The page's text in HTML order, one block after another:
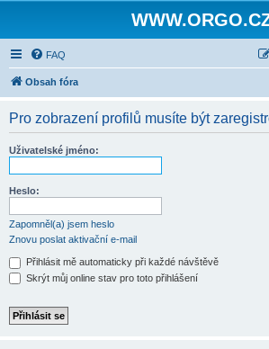
FAQ
Obsah fóra
Pro zobrazení profilů musíte být
Uživatelské jméno:
Heslo:
Zapomněl(a) jsem heslo
Znovu poslat aktivační e-mail
Přihlásit mě automaticky při každé návštěvě
Skrýt můj online stav pro toto přihlášení